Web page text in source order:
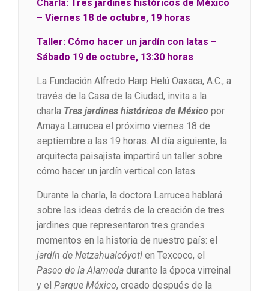
Charla: Tres jardines históricos de México
– Viernes 18 de octubre, 19 horas
Taller: Cómo hacer un jardín con latas –
Sábado 19 de octubre, 13:30 horas
La Fundación Alfredo Harp Helú Oaxaca, A.C., a
través de la Casa de la Ciudad, invita a la
charla Tres jardines históricos de México por
Amaya Larrucea el próximo viernes 18 de
septiembre a las 19 horas. Al día siguiente, la
arquitecta paisajista impartirá un taller sobre
cómo hacer un jardín vertical con latas.
Durante la charla, la doctora Larrucea hablará
sobre las ideas detrás de la creación de tres
jardines que representaron tres grandes
momentos en la historia de nuestro país: el
jardín de Netzahualcóyotl en Texcoco, el
Paseo de la Alameda durante la época virreinal
y el Parque México, creado después de la